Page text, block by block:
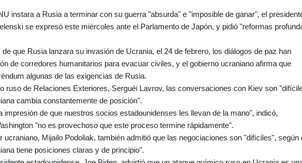
instara a Rusia a terminar con su guerra "absurda" e "imposible de ganar", el
se expresó este miércoles ante el Parlamento de Japón, y pidió "reformas
que Rusia lanzara su invasión de Ucrania, el 24 de febrero, los diálogos de paz han
de corredores humanitarios para evacuar civiles, y el gobierno ucraniano afirma que
algunas de las exigencias de Rusia.
ruso de Relaciones Exteriores, Serguéi Lavrov, las conversaciones con Kiev son
cambia constantemente de posición".
impresión de que nuestros socios estadounidenses les llevan de la mano", indicó,
"no es provechoso que este proceso termine rápidamente".
ucraniano, Mijailo Podoliak, también admitió que las negociaciones son "difíciles", según
tiene posiciones claras y de principio".